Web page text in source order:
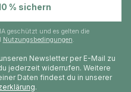
Yunnan und Sichuan
wurden vermutlich
Jahren in China
eine Kreuzung
entstanden.
auch die
% sichern
geschützt und es gelten die
Nutzungsbedingungen.
Newsletter per E-Mail zu
jederzeit widerrufen. Weitere
Daten findest du in unserer
.